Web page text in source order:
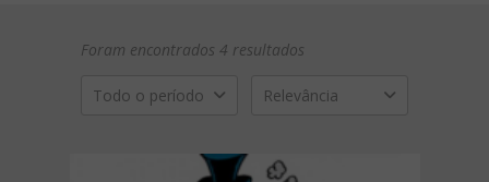
Foram encontrados 4 resultados
Todo o período Relevância